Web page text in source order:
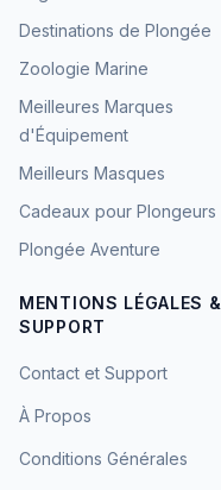
Destinations de Plongée
Zoologie Marine
Meilleures Marques
d'Équipement
Meilleurs Masques
Cadeaux pour Plongeurs
Plongée Aventure
MENTIONS LÉGALES &
SUPPORT
Contact et Support
À Propos
Conditions Générales